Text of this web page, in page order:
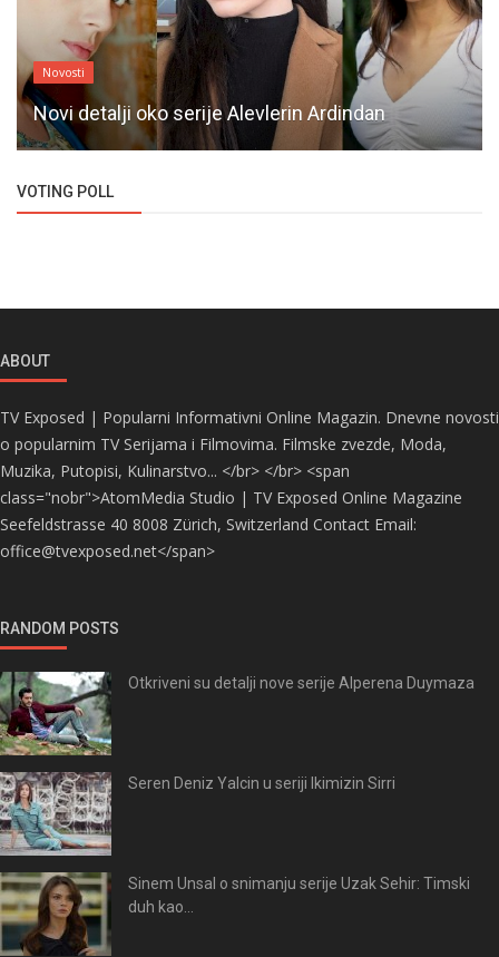
Novosti
Novi detalji oko serije Alevlerin Ardindan
VOTING POLL
ABOUT
TV Exposed | Popularni Informativni Online Magazin. Dnevne novosti
o popularnim TV Serijama i Filmovima. Filmske zvezde, Moda,
Muzika, Putopisi, Kulinarstvo... </br> </br> <span
class="nobr">AtomMedia Studio | TV Exposed Online Magazine
Seefeldstrasse 40 8008 Zürich, Switzerland Contact Email:
office@tvexposed.net</span>
RANDOM POSTS
Otkriveni su detalji nove serije Alperena Duymaza
Seren Deniz Yalcin u seriji Ikimizin Sirri
Sinem Unsal o snimanju serije Uzak Sehir: Timski
duh kao...